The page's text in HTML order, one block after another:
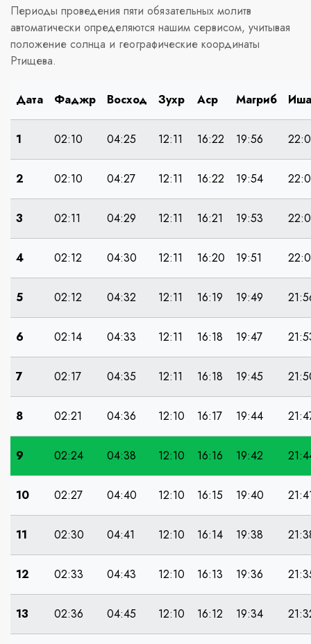
Периоды проведения пяти обязательных молитв
автоматически определяются нашим сервисом, учитывая
положение солнца и географические координаты
Ртищева.
Дата Фаджр Восход Зухр Аср Магриб Иша
1 02:10 04:25 12:11 16:22 19:56
2 02:10 04:27 12:11 16:22 19:54
3 02:11 04:29 12:11 16:21 19:53
4 02:12 04:30 12:11 16:20 19:51
5 02:12 04:32 12:11 16:19 19:49
6 02:14 04:33 12:11 16:18 19:47
7 02:17 04:35 12:11 16:18 19:45
8 02:21 04:36 12:10 16:17 19:44
9 02:24 04:38 12:10 16:16 19:42
10 02:27 04:40 12:10 16:15 19:40
11 02:30 04:41 12:10 16:14 19:38
12 02:33 04:43 12:10 16:13 19:36
13 02:36 04:45 12:10 16:12 19:34